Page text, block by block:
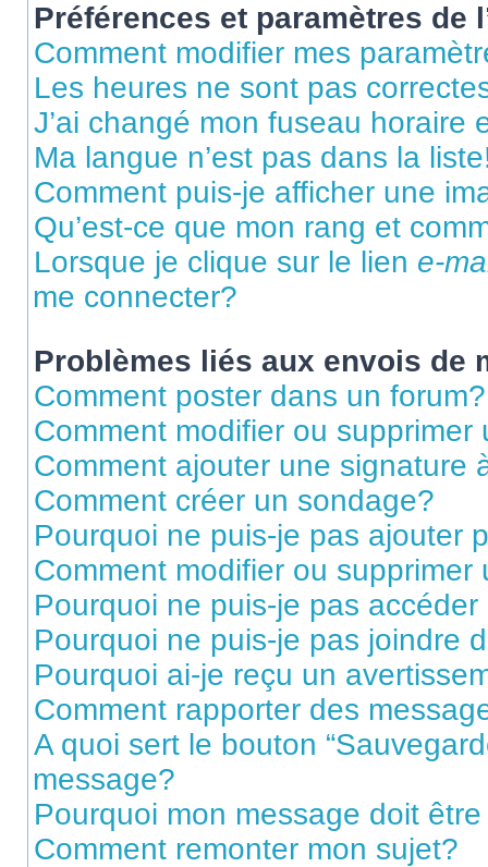
Préférences et paramètres de
Comment modifier mes
Les heures ne sont pas
J’ai changé mon fuseau horaire
Ma langue n’est pas dans la
Comment puis-je afficher une
Qu’est-ce que mon rang et
Lorsque je clique sur le lien e-
me connecter?
Problèmes liés aux envois de
Comment poster dans un forum?
Comment modifier ou supprimer
Comment ajouter une signature
Comment créer un sondage?
Pourquoi ne puis-je pas ajouter
Comment modifier ou supprimer
Pourquoi ne puis-je pas
Pourquoi ne puis-je pas joindre
Pourquoi ai-je reçu un
Comment rapporter des
A quoi sert le bouton
message?
Pourquoi mon message doit
Comment remonter mon sujet?